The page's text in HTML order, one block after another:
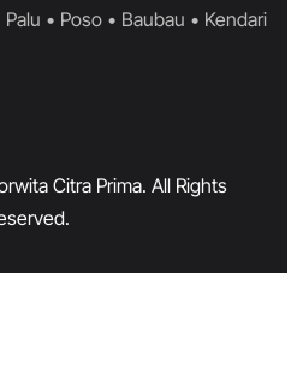
• Poso • Baubau • Kendari
Citra Prima. All Rights